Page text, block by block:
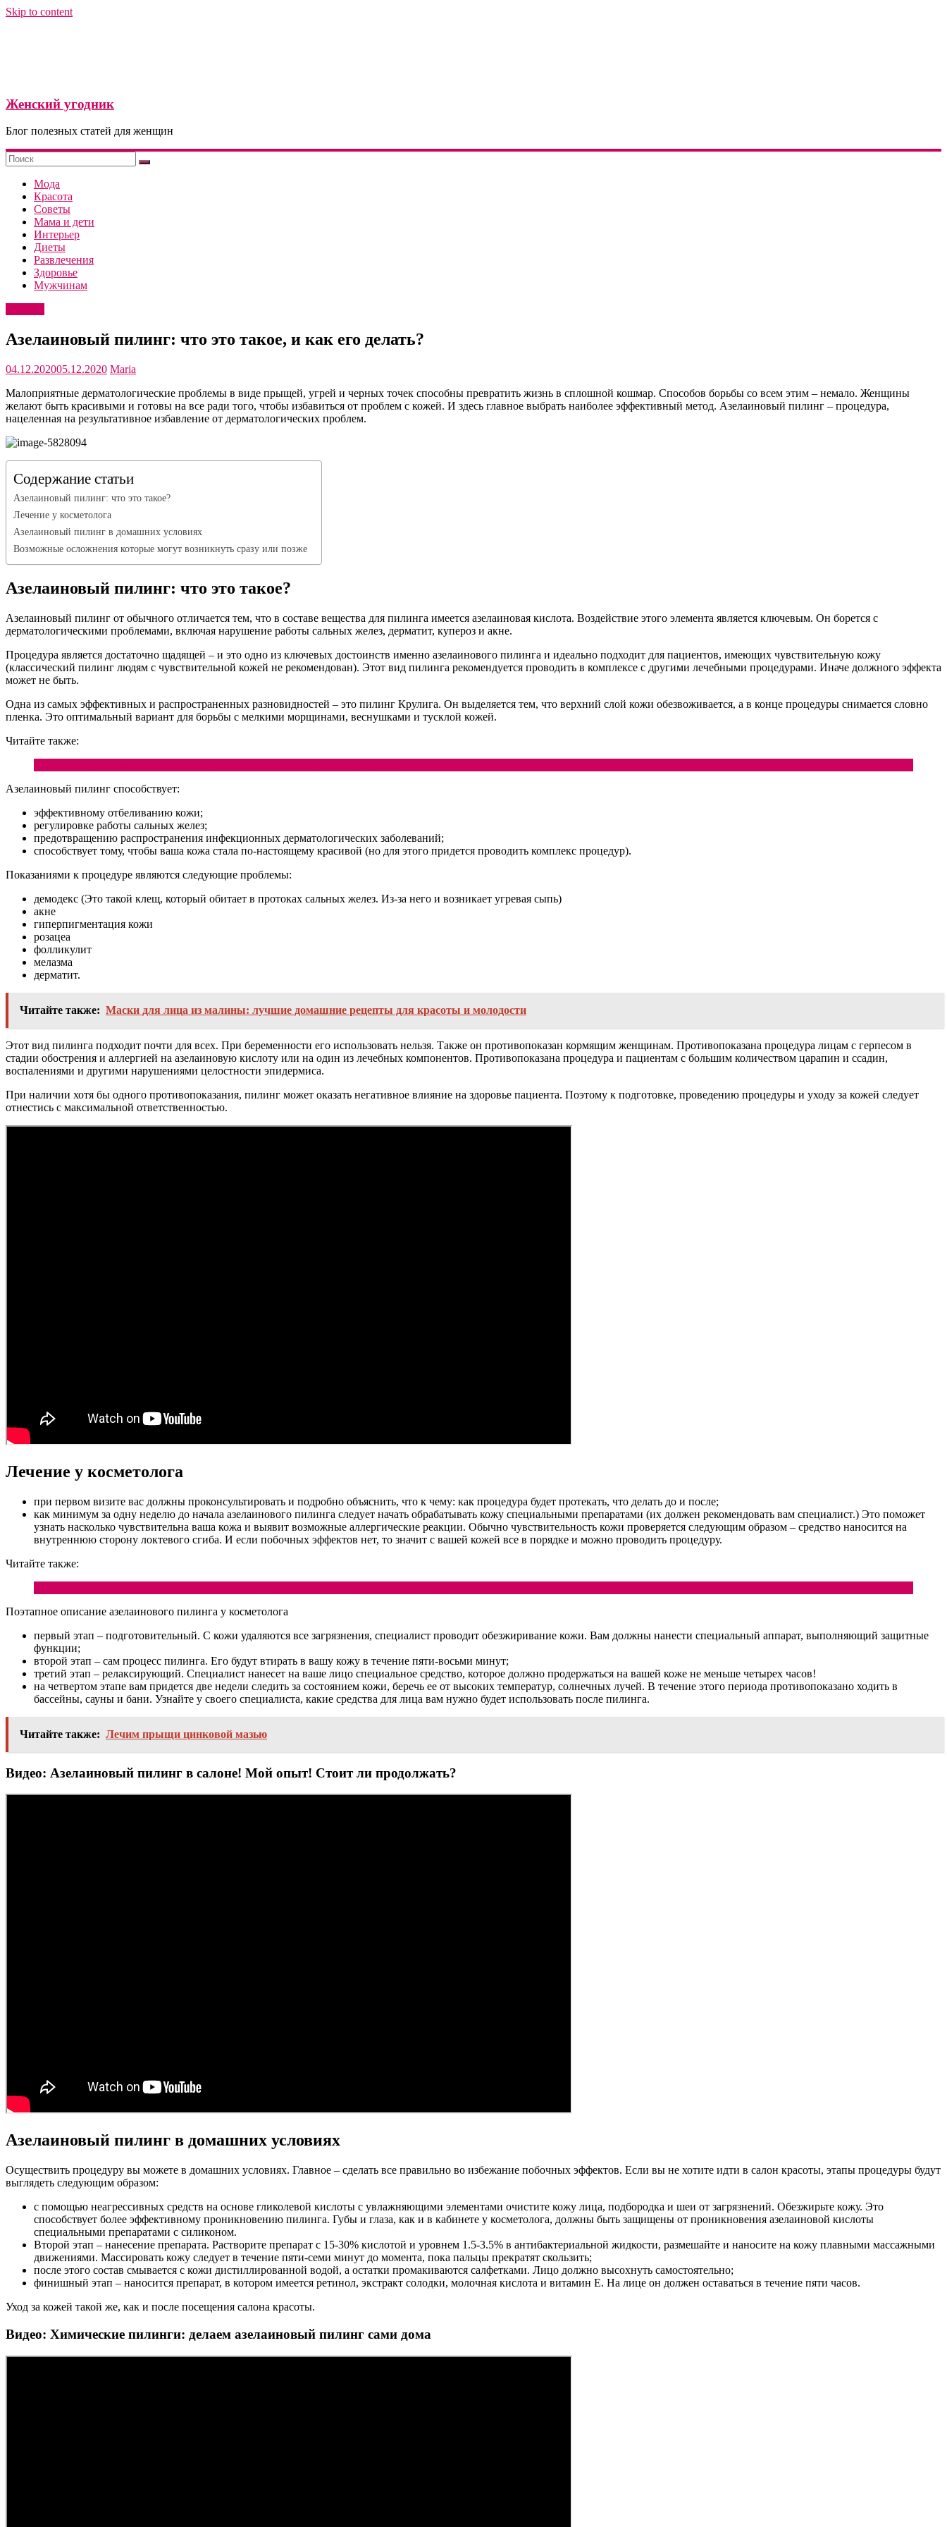
Skip to content
Женский угодник
Блог полезных статей для женщин
Мода
Красота
Советы
Мама и дети
Интерьер
Диеты
Развлечения
Здоровье
Мужчинам
Азелаиновый пилинг: что это такое, и как его делать?
04.12.202005.12.2020 Maria
Малоприятные дерматологические проблемы в виде прыщей, угрей и черных точек способны превратить жизнь в сплошной кошмар. Способов борьбы со всем этим – немало. Женщины
желают быть красивыми и готовы на все ради того, чтобы избавиться от проблем с кожей. И здесь главное выбрать наиболее эффективный метод. Азелаиновый пилинг – процедура,
нацеленная на результативное избавление от дерматологических проблем.
Содержание статьи
Азелаиновый пилинг: что это такое?
Лечение у косметолога
Азелаиновый пилинг в домашних условиях
Возможные осложнения которые могут возникнуть сразу или позже
Азелаиновый пилинг: что это такое?
Азелаиновый пилинг от обычного отличается тем, что в составе вещества для пилинга имеется азелаиновая кислота. Воздействие этого элемента является ключевым. Он борется с
дерматологическими проблемами, включая нарушение работы сальных желез, дерматит, купероз и акне.
Процедура является достаточно щадящей – и это одно из ключевых достоинств именно азелаинового пилинга и идеально подходит для пациентов, имеющих чувствительную кожу
(классический пилинг людям с чувствительной кожей не рекомендован). Этот вид пилинга рекомендуется проводить в комплексе с другими лечебными процедурами. Иначе должного эффекта
может не быть.
Одна из самых эффективных и распространенных разновидностей – это пилинг Крулига. Он выделяется тем, что верхний слой кожи обезвоживается, а в конце процедуры снимается словно
пленка. Это оптимальный вариант для борьбы с мелкими морщинами, веснушками и тусклой кожей.
Читайте также:
Азелаиновый пилинг способствует:
эффективному отбеливанию кожи;
регулировке работы сальных желез;
предотвращению распространения инфекционных дерматологических заболеваний;
способствует тому, чтобы ваша кожа стала по-настоящему красивой (но для этого придется проводить комплекс процедур).
Показаниями к процедуре являются следующие проблемы:
демодекс (Это такой клещ, который обитает в протоках сальных желез. Из-за него и возникает угревая сыпь)
акне
гиперпигментация кожи
розацеа
фолликулит
мелазма
дерматит.
Читайте также: Маски для лица из малины: лучшие домашние рецепты для красоты и молодости
Этот вид пилинга подходит почти для всех. При беременности его использовать нельзя. Также он противопоказан кормящим женщинам. Противопоказана процедура лицам с герпесом в
стадии обострения и аллергией на азелаиновую кислоту или на один из лечебных компонентов. Противопоказана процедура и пациентам с большим количеством царапин и ссадин,
воспалениями и другими нарушениями целостности эпидермиса.
При наличии хотя бы одного противопоказания, пилинг может оказать негативное влияние на здоровье пациента. Поэтому к подготовке, проведению процедуры и уходу за кожей следует
отнестись с максимальной ответственностью.
Лечение у косметолога
при первом визите вас должны проконсультировать и подробно объяснить, что к чему: как процедура будет протекать, что делать до и после;
как минимум за одну неделю до начала азелаинового пилинга следует начать обрабатывать кожу специальными препаратами (их должен рекомендовать вам специалист.) Это поможет
узнать насколько чувствительна ваша кожа и выявит возможные аллергические реакции. Обычно чувствительность кожи проверяется следующим образом – средство наносится на
внутреннюю сторону локтевого сгиба. И если побочных эффектов нет, то значит с вашей кожей все в порядке и можно проводить процедуру.
Читайте также:
Поэтапное описание азелаинового пилинга у косметолога
первый этап – подготовительный. С кожи удаляются все загрязнения, специалист проводит обезжиривание кожи. Вам должны нанести специальный аппарат, выполняющий защитные
функции;
второй этап – сам процесс пилинга. Его будут втирать в вашу кожу в течение пяти-восьми минут;
третий этап – релаксирующий. Специалист нанесет на ваше лицо специальное средство, которое должно продержаться на вашей коже не меньше четырех часов!
на четвертом этапе вам придется две недели следить за состоянием кожи, беречь ее от высоких температур, солнечных лучей. В течение этого периода противопоказано ходить в
бассейны, сауны и бани. Узнайте у своего специалиста, какие средства для лица вам нужно будет использовать после пилинга.
Читайте также: Лечим прыщи цинковой мазью
Видео: Азелаиновый пилинг в салоне! Мой опыт! Стоит ли продолжать?
Азелаиновый пилинг в домашних условиях
Осуществить процедуру вы можете в домашних условиях. Главное – сделать все правильно во избежание побочных эффектов. Если вы не хотите идти в салон красоты, этапы процедуры будут
выглядеть следующим образом:
с помощью неагрессивных средств на основе гликолевой кислоты с увлажняющими элементами очистите кожу лица, подбородка и шеи от загрязнений. Обезжирьте кожу. Это
способствует более эффективному проникновению пилинга. Губы и глаза, как и в кабинете у косметолога, должны быть защищены от проникновения азелаиновой кислоты
специальными препаратами с силиконом.
Второй этап – нанесение препарата. Растворите препарат с 15-30% кислотой и уровнем 1.5-3.5% в антибактериальной жидкости, размешайте и наносите на кожу плавными массажными
движениями. Массировать кожу следует в течение пяти-семи минут до момента, пока пальцы прекратят скользить;
после этого состав смывается с кожи дистиллированной водой, а остатки промакиваются салфетками. Лицо должно высохнуть самостоятельно;
финишный этап – наносится препарат, в котором имеется ретинол, экстракт солодки, молочная кислота и витамин E. На лице он должен оставаться в течение пяти часов.
Уход за кожей такой же, как и после посещения салона красоты.
Видео: Химические пилинги: делаем азелаиновый пилинг сами дома